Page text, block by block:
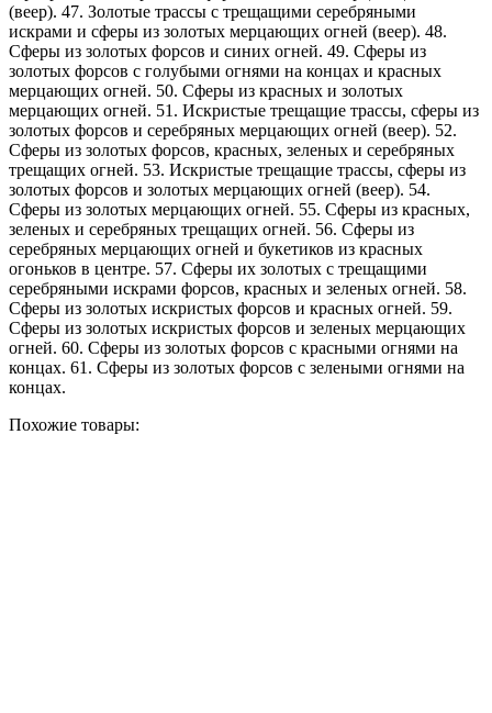
(веер). 47. Золотые трассы с трещащими серебряными
искрами и сферы из золотых мерцающих огней (веер). 48.
Сферы из золотых форсов и синих огней. 49. Сферы из
золотых форсов с голубыми огнями на концах и красных
мерцающих огней. 50. Сферы из красных и золотых
мерцающих огней. 51. Искристые трещащие трассы, сферы из
золотых форсов и серебряных мерцающих огней (веер). 52.
Сферы из золотых форсов, красных, зеленых и серебряных
трещащих огней. 53. Искристые трещащие трассы, сферы из
золотых форсов и золотых мерцающих огней (веер). 54.
Сферы из золотых мерцающих огней. 55. Сферы из красных,
зеленых и серебряных трещащих огней. 56. Сферы из
серебряных мерцающих огней и букетиков из красных
огоньков в центре. 57. Сферы их золотых с трещащими
серебряными искрами форсов, красных и зеленых огней. 58.
Сферы из золотых искристых форсов и красных огней. 59.
Сферы из золотых искристых форсов и зеленых мерцающих
огней. 60. Сферы из золотых форсов с красными огнями на
концах. 61. Сферы из золотых форсов с зелеными огнями на
концах.
Похожие товары: